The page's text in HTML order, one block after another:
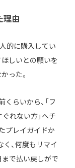
理由
的に購入してい
しいとの願いを
った。
らいから、「フ
れない方」へチ
プレイガイドか
、何度もリマイ
で払い戻しがで